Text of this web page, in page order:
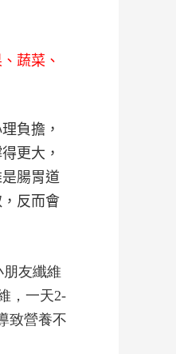
蔬菜、
負擔，
更大，
腸胃道
反而會
朋友纖維
，一天2-
致營養不